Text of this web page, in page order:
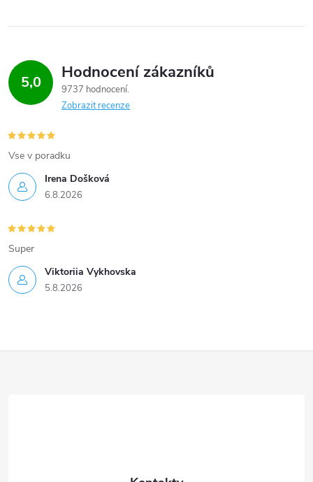
s
u
5,0 Hodnocení zákazníků
9737 hodnocení
Zobrazit recenze
Irena Došková
6.8.2026
Vse v poradku
Viktoriia Vykhovska
5.8.2026
Super